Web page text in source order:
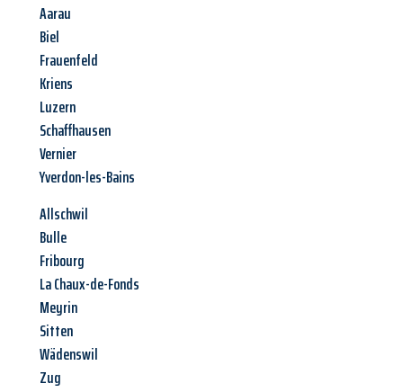
Aarau
Biel
Frauenfeld
Kriens
Luzern
Schaffhausen
Vernier
Yverdon-les-Bains
Allschwil
Bulle
Fribourg
La Chaux-de-Fonds
Meyrin
Sitten
Wädenswil
Zug